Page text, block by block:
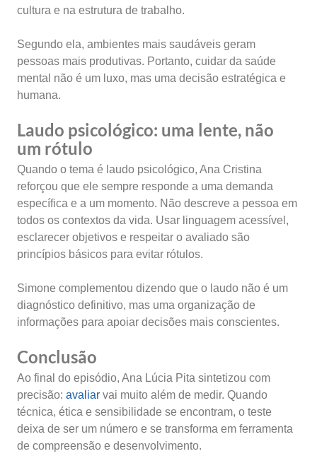
cultura e na estrutura de trabalho.
Segundo ela, ambientes mais saudáveis geram
pessoas mais produtivas. Portanto, cuidar da saúde
mental não é um luxo, mas uma decisão estratégica e
humana.
Laudo psicológico: uma lente, não
um rótulo
Quando o tema é laudo psicológico, Ana Cristina
reforçou que ele sempre responde a uma demanda
específica e a um momento. Não descreve a pessoa em
todos os contextos da vida. Usar linguagem acessível,
esclarecer objetivos e respeitar o avaliado são
princípios básicos para evitar rótulos.
Simone complementou dizendo que o laudo não é um
diagnóstico definitivo, mas uma organização de
informações para apoiar decisões mais conscientes.
Conclusão
Ao final do episódio, Ana Lúcia Pita sintetizou com
precisão: avaliar vai muito além de medir. Quando
técnica, ética e sensibilidade se encontram, o teste
deixa de ser um número e se transforma em ferramenta
de compreensão e desenvolvimento.